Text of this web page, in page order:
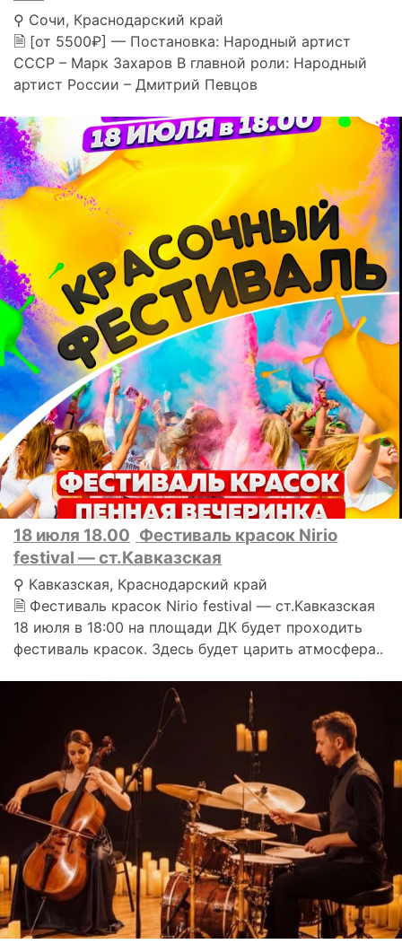
⚲ Сочи, Краснодарский край
🗎 [от 5500₽] — Постановка: Народный артист
СССР – Марк Захаров В главной роли: Народный
артист России – Дмитрий Певцов
18 июля 18.00 Фестиваль красок Nirio
festival — ст.Кавказская
⚲ Кавказская, Краснодарский край
🗎 Фестиваль красок Nirio festival — ст.Кавказская
18 июля в 18:00 на площади ДК будет проходить
фестиваль красок. Здесь будет царить атмосфера..